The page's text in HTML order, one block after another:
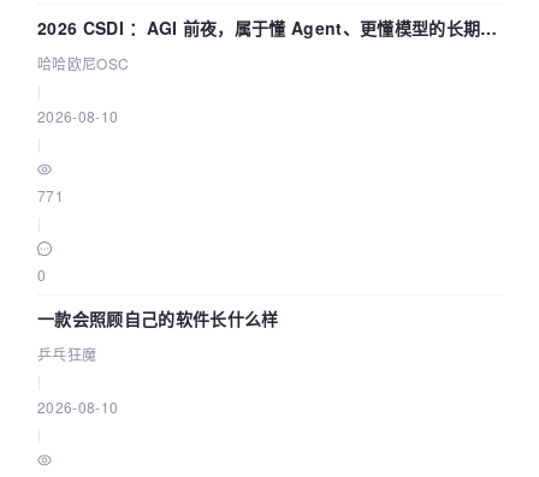
2026 CSDI ：AGI 前夜，属于懂 Agent、更懂模型的长期深
耕企业
哈哈欧尼OSC
2026-08-10
771
0
一款会照顾自己的软件长什么样
乒乓狂魔
2026-08-10